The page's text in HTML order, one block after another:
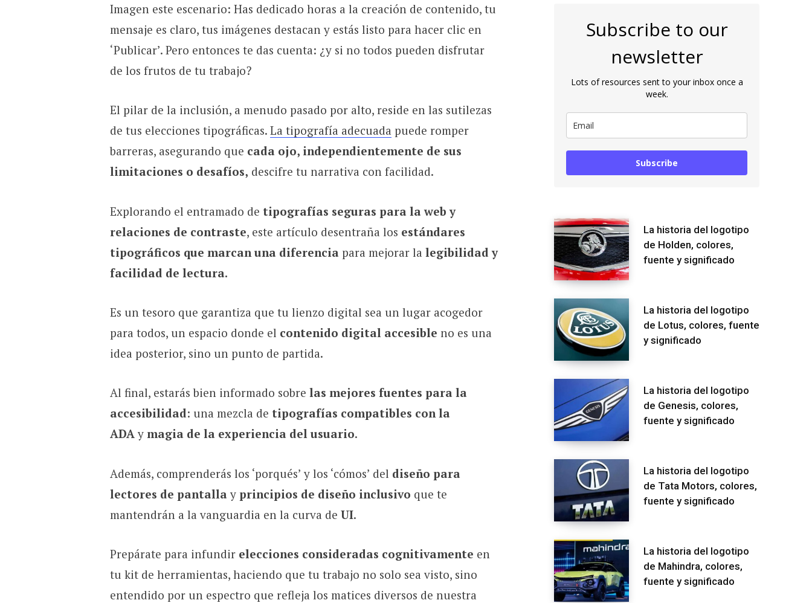
Imagen este escenario: Has dedicado horas a la creación de contenido, tu
mensaje es claro, tus imágenes destacan y estás listo para hacer clic en
‘Publicar’. Pero entonces te das cuenta: ¿y si no todos pueden disfrutar
de los frutos de tu trabajo?
El pilar de la inclusión, a menudo pasado por alto, reside en las sutilezas
de tus elecciones tipográficas. La tipografía adecuada puede romper
barreras, asegurando que cada ojo, independientemente de sus
limitaciones o desafíos, descifre tu narrativa con facilidad.
Explorando el entramado de tipografías seguras para la web y
relaciones de contraste, este artículo desentraña los estándares
tipográficos que marcan una diferencia para mejorar la legibilidad y
facilidad de lectura.
Es un tesoro que garantiza que tu lienzo digital sea un lugar acogedor
para todos, un espacio donde el contenido digital accesible no es una
idea posterior, sino un punto de partida.
Al final, estarás bien informado sobre las mejores fuentes para la
accesibilidad: una mezcla de tipografías compatibles con la
ADAy magia de la experiencia del usuario.
Además, comprenderás los ‘porqués’ y los ‘cómos’ del diseño para
lectores de pantalla y principios de diseño inclusivo que te
mantendrán a la vanguardia en la curva de UI.
Prepárate para infundir elecciones consideradas cognitivamente en
tu kit de herramientas, haciendo que tu trabajo no solo sea visto, sino
entendido por un espectro que refleja los matices diversos de nuestra
Subscribe to our
newsletter
Lots of resources sent to your inbox once a
week.
Subscribe
La historia del logotipo
de Holden, colores,
fuente y significado
La historia del logotipo
de Lotus, colores, fuente
y significado
La historia del logotipo
de Genesis, colores,
fuente y significado
La historia del logotipo
de Tata Motors, colores,
fuente y significado
La historia del logotipo
de Mahindra, colores,
fuente y significado